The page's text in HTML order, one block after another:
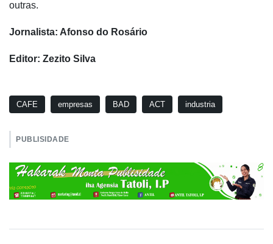
outras.
Jornalista: Afonso do Rosário
Editor: Zezito Silva
CAFE empresas BAD ACT industria
PUBLISIDADE